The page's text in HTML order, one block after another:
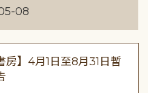
08
房】4月1日至8月31日暫